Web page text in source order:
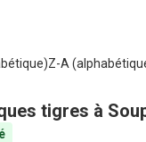
Z-A
tigres à